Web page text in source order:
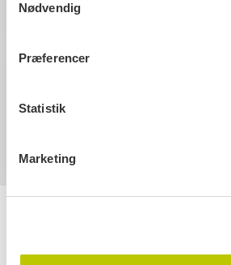
Nødvendig
Præferencer
Statistik
Marketing
tandsundhed.
jobportal for alle ansatte i